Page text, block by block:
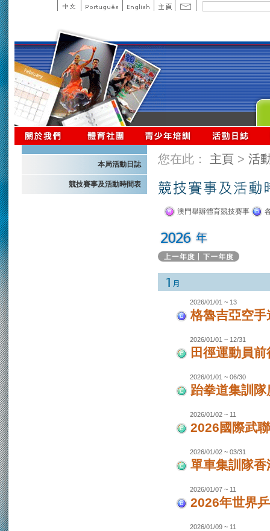
本局活動日誌
競技賽事及活動時間表
您在此： 主頁 > 活
澳門舉辦體育競技賽事
2026/01/01 ~ 13
格魯吉亞空
2026/01/01 ~ 12/31
田徑運動員
2026/01/01 ~ 06/30
跆拳道集訓
2026/01/02 ~ 11
2026國際武
2026/01/02 ~ 03/31
單車集訓隊
2026/01/07 ~ 11
2026年世界
2026/01/09 ~ 11